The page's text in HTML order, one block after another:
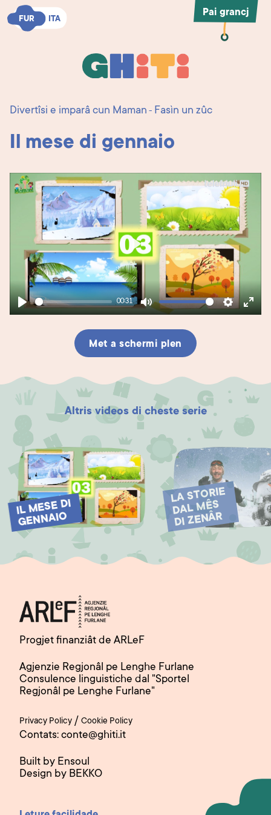
FUR ITA
FUR ITA
Ghiti
Pai grancj
Divertîsi e imparâ cun Maman - Fasìn un zûc
Il mese di gennaio
Play
00:31
Mute Settings
Enter
Play
Met a schermi plen
Altris videos di cheste serie
IL
MESE DI
GENNAIO
LA STORIE
DAL
MÊS
DI ZENÂR
Progjet finanziât de ARLeF
Agjenzie Regjonâl pe Lenghe Furlane
Consulence linguistiche dal "Sportel
Regjonâl pe Lenghe Furlane"
Privacy Policy / Cookie Policy
Contats: conte@ghiti.it
Built by Ensoul
Design by BEKKO